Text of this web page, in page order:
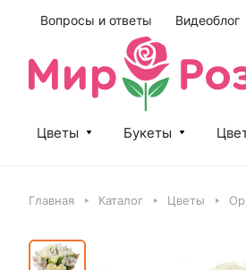
Вопросы и ответы Видеоблог
Цветы Букеты
Главная Каталог Цветы